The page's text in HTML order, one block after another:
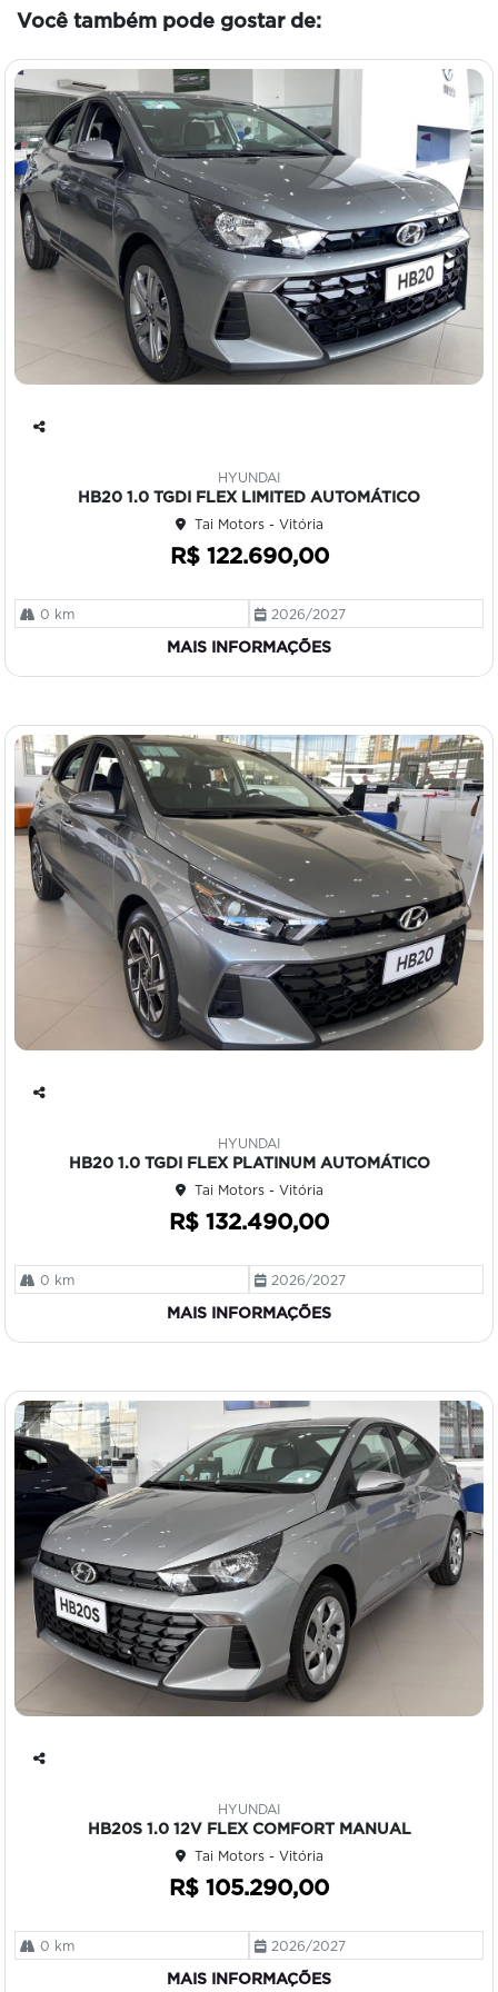
Você também pode gostar de:
HYUNDAI
HB20 1.0 TGDI FLEX LIMITED AUTOMÁTICO
Tai Motors - Vitória
R$ 122.690,00
0 km 2026/2027
MAIS INFORMAÇÕES
HYUNDAI
HB20 1.0 TGDI FLEX PLATINUM AUTOMÁTICO
Tai Motors - Vitória
R$ 132.490,00
0 km 2026/2027
MAIS INFORMAÇÕES
HYUNDAI
HB20S 1.0 12V FLEX COMFORT MANUAL
Tai Motors - Vitória
R$ 105.290,00
0 km 2026/2027
MAIS INFORMAÇÕES